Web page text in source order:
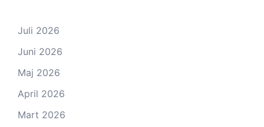
Juli 2026
Juni 2026
Maj 2026
April 2026
Mart 2026